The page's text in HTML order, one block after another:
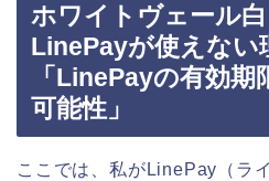
ホワイトヴェール
LinePayが使えない
「LinePayの有効
可能性」
ここでは、私がLinePay（ラ